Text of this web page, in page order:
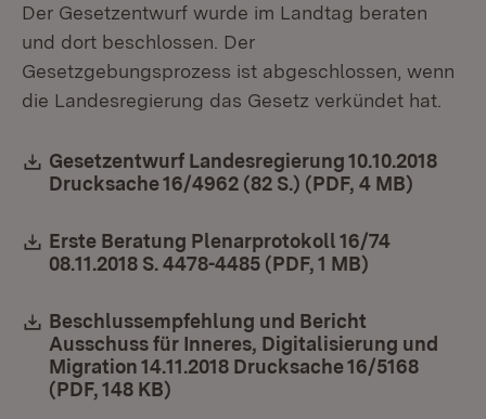
Der Gesetzentwurf wurde im Landtag beraten
und dort beschlossen. Der
Gesetzgebungsprozess ist abgeschlossen, wenn
die Landesregierung das Gesetz verkündet hat.
Download:
Gesetzentwurf Landesregierung 10.10.2018
Drucksache 16/4962 (82 S.) (PDF, 4 MB)
Download:
Erste Beratung Plenarprotokoll 16/74
08.11.2018 S. 4478-4485 (PDF, 1 MB)
Download:
Beschlussempfehlung und Bericht
Ausschuss für Inneres, Digitalisierung und
Migration 14.11.2018 Drucksache 16/5168
(PDF, 148 KB)